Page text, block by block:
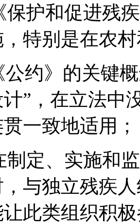
保护和促进残
，特别是在农
公约》的关键
计”，在立法中
一致地适用；
制定、实施和
与独立残疾
让此类组织积